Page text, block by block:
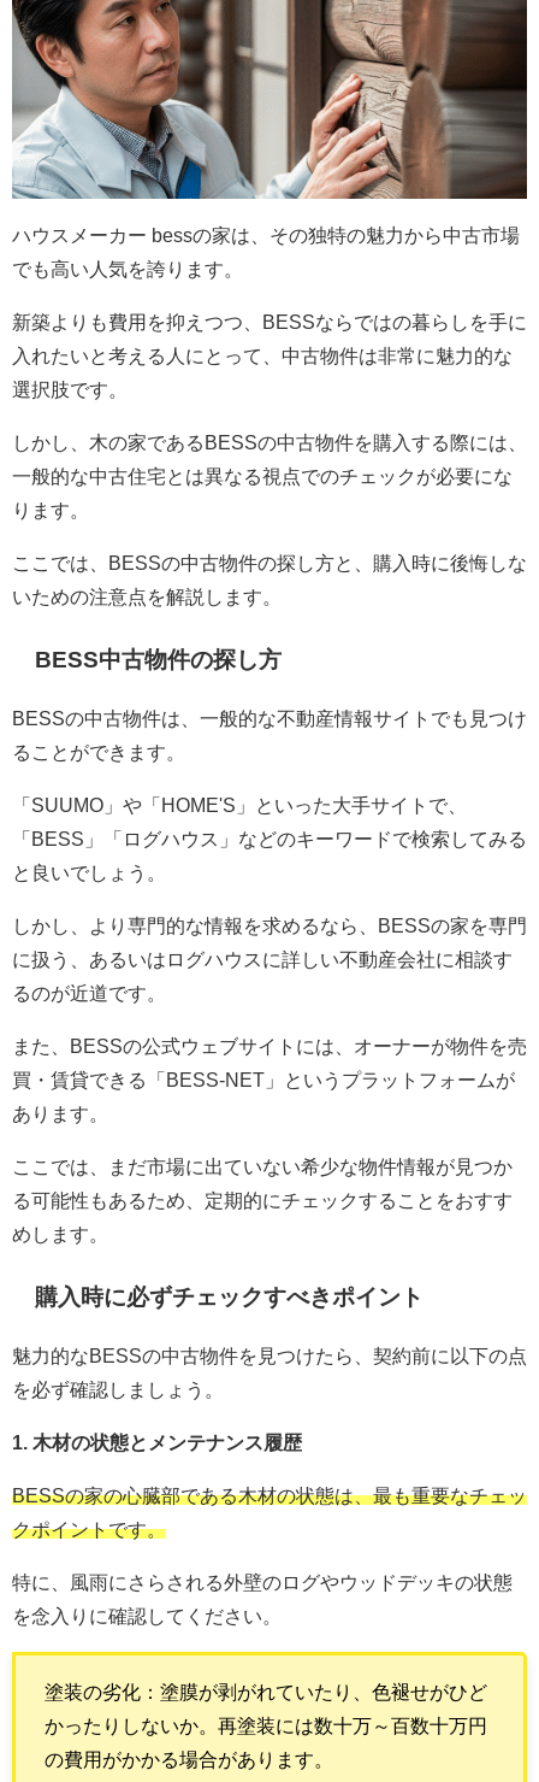
ハウスメーカー bessの家は、その独特の魅力から中古市場
でも高い人気を誇ります。
新築よりも費用を抑えつつ、BESSならではの暮らしを手に
入れたいと考える人にとって、中古物件は非常に魅力的な
選択肢です。
しかし、木の家であるBESSの中古物件を購入する際には、
一般的な中古住宅とは異なる視点でのチェックが必要にな
ります。
ここでは、BESSの中古物件の探し方と、購入時に後悔しな
いための注意点を解説します。
BESS中古物件の探し方
BESSの中古物件は、一般的な不動産情報サイトでも見つけ
ることができます。
「SUUMO」や「HOME'S」といった大手サイトで、
「BESS」「ログハウス」などのキーワードで検索してみる
と良いでしょう。
しかし、より専門的な情報を求めるなら、BESSの家を専門
に扱う、あるいはログハウスに詳しい不動産会社に相談す
るのが近道です。
また、BESSの公式ウェブサイトには、オーナーが物件を売
買・賃貸できる「BESS-NET」というプラットフォームが
あります。
ここでは、まだ市場に出ていない希少な物件情報が見つか
る可能性もあるため、定期的にチェックすることをおすす
めします。
購入時に必ずチェックすべきポイント
魅力的なBESSの中古物件を見つけたら、契約前に以下の点
を必ず確認しましょう。
1. 木材の状態とメンテナンス履歴
BESSの家の心臓部である木材の状態は、最も重要なチェッ
クポイントです。
特に、風雨にさらされる外壁のログやウッドデッキの状態
を念入りに確認してください。
塗装の劣化：塗膜が剥がれていたり、色褪せがひど
かったりしないか。再塗装には数十万～百数十万円
の費用がかかる場合があります。